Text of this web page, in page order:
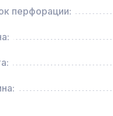
11-45,
перфорации: